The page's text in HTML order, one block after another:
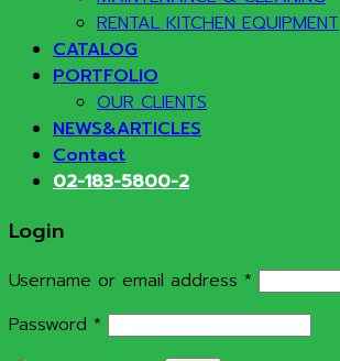
RENTAL KITCHEN EQUIPMENT
CATALOG
PORTFOLIO
OUR CLIENTS
NEWS&ARTICLES
Contact
02-183-5800-2
Login
Username or email address * Required
Password * Required